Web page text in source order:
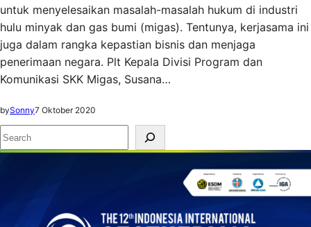
untuk menyelesaikan masalah-masalah hukum di industri
hulu minyak dan gas bumi (migas). Tentunya, kerjasama ini
juga dalam rangka kepastian bisnis dan menjaga
penerimaan negara. Plt Kepala Divisi Program dan
Komunikasi SKK Migas, Susana…
bySonny7 Oktober 2020
S
e